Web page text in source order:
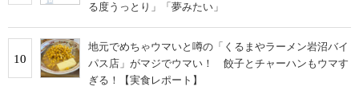
る度うっとり」「夢みたい」
10
地元でめちゃウマいと噂の「くるまやラーメン岩沼バイ
パス店」がマジでウマい！ 餃子とチャーハンもウマす
ぎる！【実食レポート】